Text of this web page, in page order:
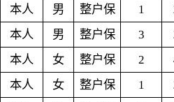
本人 男 整户保 1
本人 男 整户保 3
本人 女 整户保 2
本人 女 整户保 1